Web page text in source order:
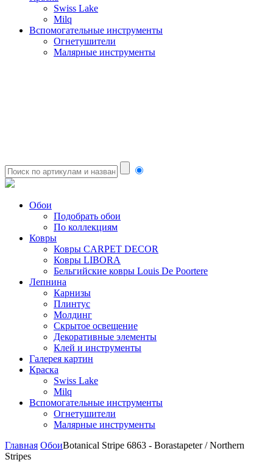
Swiss Lake
Milq
Вспомогательные инструменты
Огнетушители
Малярные инструменты
Обои
Подобрать обои
По коллекциям
Ковры
Ковры CARPET DECOR
Ковры LIBORA
Бельгийские ковры Louis De Poortere
Лепнина
Карнизы
Плинтус
Молдинг
Скрытое освещение
Декоративные элементы
Клей и инструменты
Галерея картин
Краска
Swiss Lake
Milq
Вспомогательные инструменты
Огнетушители
Малярные инструменты
Главная ОбоиBotanical Stripe 6863 - Borastapeter / Northern
Stripes